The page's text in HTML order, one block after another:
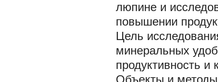
люпине и
повышении
Цель
минеральных
продуктивность и
Объекты и